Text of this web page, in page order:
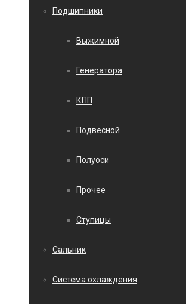
Подшипники
Выжимной
Генератора
КПП
Подвесной
Полуоси
Прочее
Ступицы
Сальник
Система охлаждения